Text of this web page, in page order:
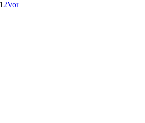
1 2Vor